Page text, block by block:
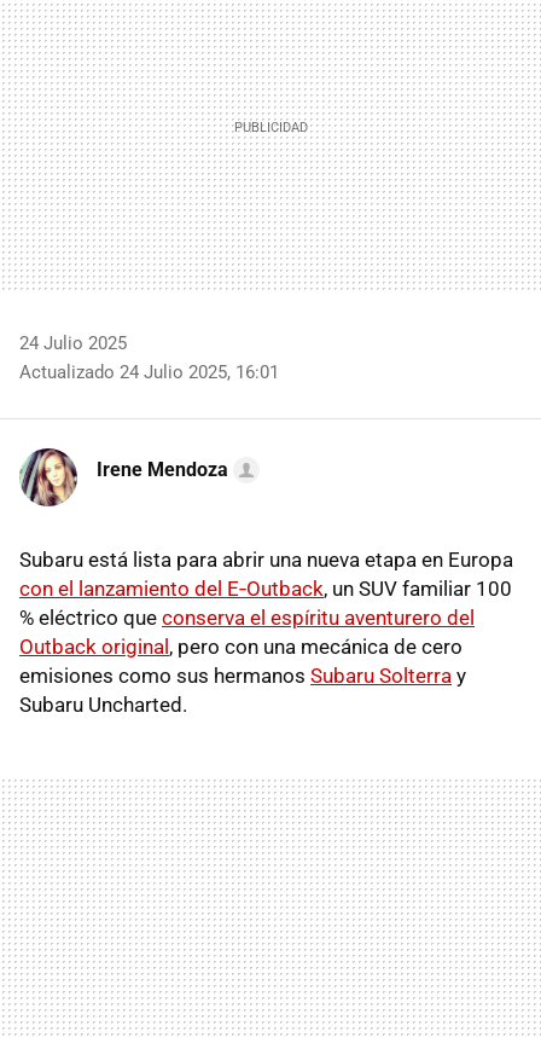
24 Julio 2025
Actualizado 24 Julio 2025, 16:01
Irene Mendoza
Subaru está lista para abrir una nueva etapa en Europa
con el lanzamiento del E‑Outback, un SUV familiar 100
% eléctrico que conserva el espíritu aventurero del
Outback original , pero con una mecánica de cero
emisiones como sus hermanos Subaru Solterra y
Subaru Uncharted.